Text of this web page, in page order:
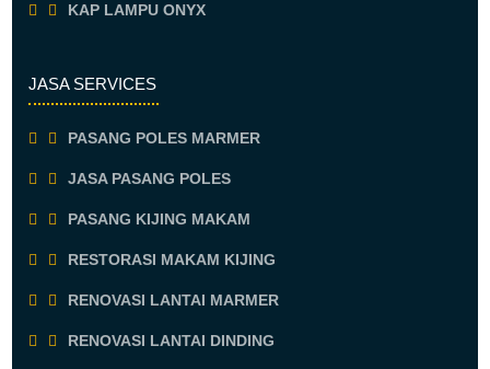
KAP LAMPU ONYX
JASA SERVICES
PASANG POLES MARMER
JASA PASANG POLES
PASANG KIJING MAKAM
RESTORASI MAKAM KIJING
RENOVASI LANTAI MARMER
RENOVASI LANTAI DINDING